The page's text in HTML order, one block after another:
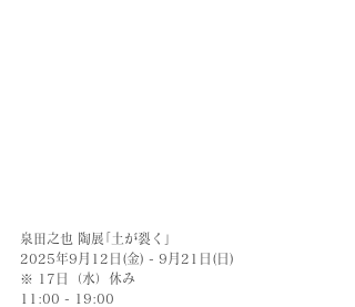
泉田之也 陶展｢土が裂く｣
2025年9月12日(金) - 9月21日(日)
※ 17日（水）休み
11:00 - 19:00